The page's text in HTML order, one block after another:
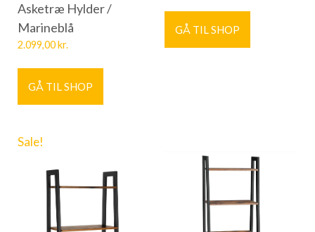
Asketræ Hylder /
Marineblå
2.099,00kr.
GÅ TIL SHOP
GÅ TIL SHOP
Sale!